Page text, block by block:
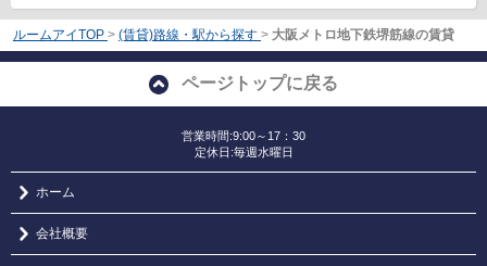
ルームアイTOP > (賃貸)路線・駅から探す > 大阪メトロ地下鉄堺筋線の賃貸
ページトップに戻る
営業時間:9:00～17：30
定休日:毎週水曜日
ホーム
会社概要